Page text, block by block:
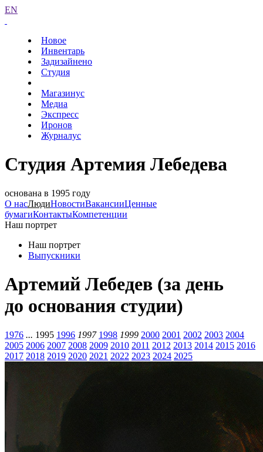
EN
Новое
Инвентарь
Задизайнено
Студия
Магазинус
Медиа
Экспресс
Иронов
Журналус
Студия Артемия Лебедева
основана в 1995 году
О насЛюдиНовостиВакансииЦенные
бумагиКонтактыКомпетенции
Наш портрет
Наш портрет
Выпускники
Артемий Лебедев (за день
до основания студии)
1976 ... 1995 1996 1997 1998 1999 2000 2001 2002 2003 2004
2005 2006 2007 2008 2009 2010 2011 2012 2013 2014 2015 2016
2017 2018 2019 2020 2021 2022 2023 2024 2025